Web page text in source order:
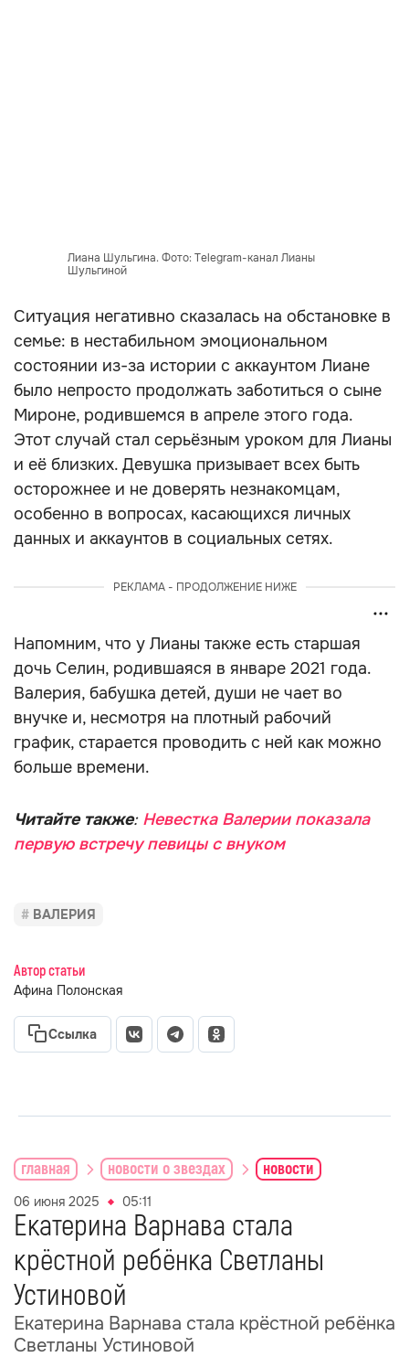
Лиана Шульгина. Фото: Telegram-канал Лианы
Шульгиной
Ситуация негативно сказалась на обстановке в
семье: в нестабильном эмоциональном
состоянии из-за истории с аккаунтом Лиане
было непросто продолжать заботиться о сыне
Мироне, родившемся в апреле этого года.
Этот случай стал серьёзным уроком для Лианы
и её близких. Девушка призывает всех быть
осторожнее и не доверять незнакомцам,
особенно в вопросах, касающихся личных
данных и аккаунтов в социальных сетях.
РЕКЛАМА - ПРОДОЛЖЕНИЕ НИЖЕ
Напомним, что у Лианы также есть старшая
дочь Селин, родившаяся в январе 2021 года.
Валерия, бабушка детей, души не чает во
внучке и, несмотря на плотный рабочий
график, старается проводить с ней как можно
больше времени.
Читайте также: Невестка Валерии показала
первую встречу певицы с внуком
ВАЛЕРИЯ
Автор статьи
Афина Полонская
Ссылка
главная новости о звездах новости
06 июня 2025 05:11
Екатерина Варнава стала
крёстной ребёнка Светланы
Устиновой
Екатерина Варнава стала крёстной ребёнка
Светланы Устиновой